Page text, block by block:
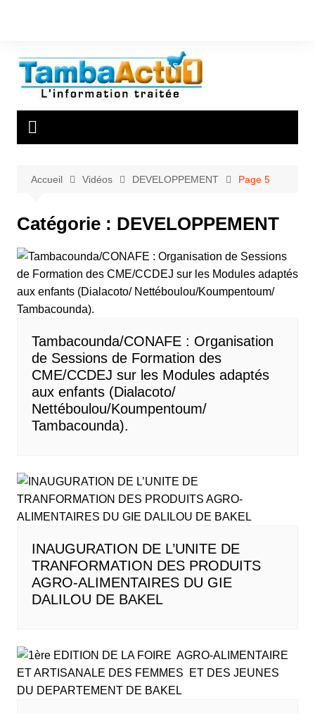
Accueil Vidéos DEVELOPPEMENT Page 5
Catégorie : DEVELOPPEMENT
Tambacounda/CONAFE : Organisation
de Sessions de Formation des
CME/CCDEJ sur les Modules adaptés
aux enfants (Dialacoto/
Nettéboulou/Koumpentoum/
Tambacounda).
INAUGURATION DE L’UNITE DE
TRANFORMATION DES PRODUITS
AGRO-ALIMENTAIRES DU GIE
DALILOU DE BAKEL